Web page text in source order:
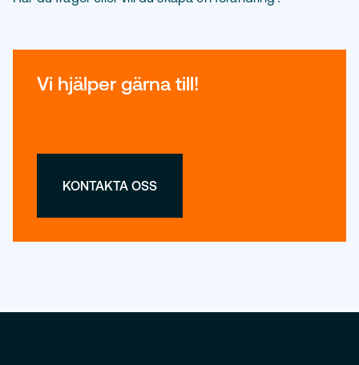
Vi hjälper gärna till!
KONTAKTA OSS